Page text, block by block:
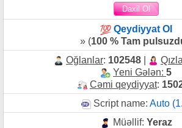
Qeydiyyat Ol
» (100 % Tam
Oğlanlar: 102548
Yeni Gələn: 5
Cəmi qeydiyyat:
Script name: Auto
Müəllif: Yeraz